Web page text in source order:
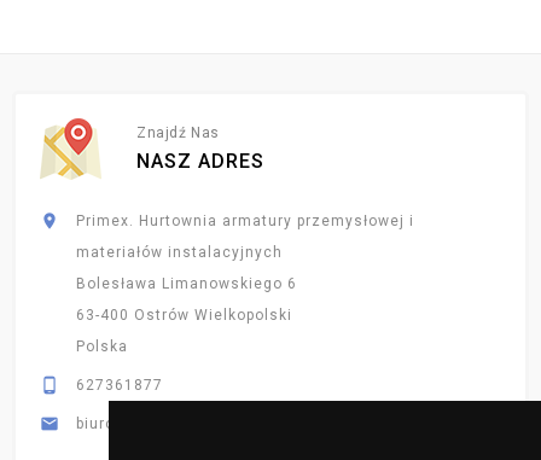
Znajdź Nas
NASZ ADRES

Primex. Hurtownia armatury przemysłowej i
materiałów instalacyjnych
Bolesława Limanowskiego 6
63-400 Ostrów Wielkopolski
Polska
 627361877
 biuro@primex-hurt.pl